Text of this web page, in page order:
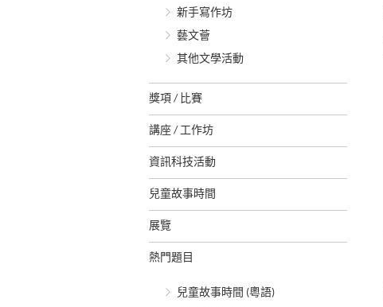
新手寫作坊
藝文薈
其他文學活動
獎項 / 比賽
講座 / 工作坊
資訊科技活動
兒童故事時間
展覽
熱門題目
兒童故事時間 (粵語)